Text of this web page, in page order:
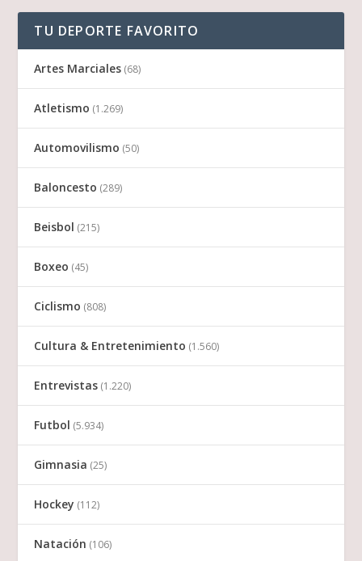
TU DEPORTE FAVORITO
Artes Marciales (68)
Atletismo (1.269)
Automovilismo (50)
Baloncesto (289)
Beisbol (215)
Boxeo (45)
Ciclismo (808)
Cultura & Entretenimiento (1.560)
Entrevistas (1.220)
Futbol (5.934)
Gimnasia (25)
Hockey (112)
Natación (106)